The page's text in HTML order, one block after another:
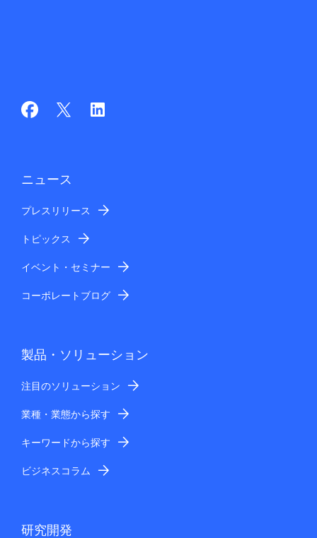
ニュース
プレスリリース
トピックス
イベント・セミナー
コーポレートブログ
製品・ソリューション
注目のソリューション
業種・業態から探す
キーワードから探す
ビジネスコラム
研究開発